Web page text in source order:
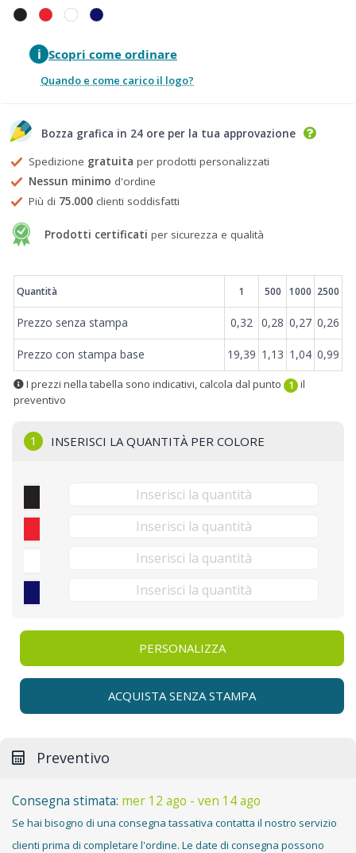
i Scopri come ordinare
Quando e come carico il logo?
Bozza grafica in 24 ore per la tua approvazione
Spedizione gratuita per prodotti personalizzati
Nessun minimo d'ordine
Più di 75.000 clienti soddisfatti
Prodotti certificati per sicurezza e qualità
Prezzi
Quantità 1 500 1000 2500
Prezzo senza stampa 0,32 0,28 0,27 0,26
Prezzo con stampa base 19,39 1,13 1,04 0,99
I prezzi nella tabella sono indicativi, calcola dal punto 1 il
preventivo
1 INSERISCI LA QUANTITÀ PER COLORE
PERSONALIZZA
ACQUISTA SENZA STAMPA
Preventivo
Consegna stimata: mer 12 ago - ven 14 ago
Se hai bisogno di una consegna tassativa contatta il nostro servizio
clienti prima di completare l'ordine. Le date di consegna possono